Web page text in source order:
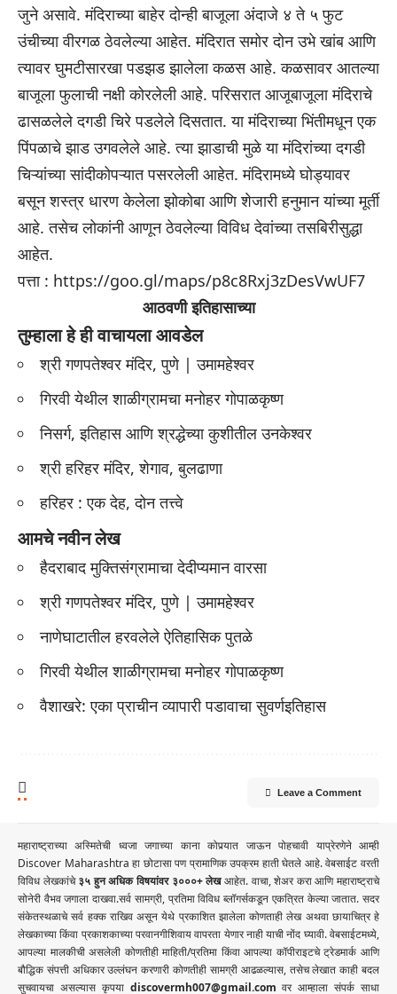
जुने असावे. मंदिराच्या बाहेर दोन्ही बाजूला अंदाजे ४ ते ५ फुट
उंचीच्या वीरगळ ठेवलेल्या आहेत. मंदिरात समोर दोन उभे खांब आणि
त्यावर घुमटीसारखा पडझड झालेला कळस आहे. कळसावर आतल्या
बाजूला फुलाची नक्षी कोरलेली आहे. परिसरात आजूबाजूला मंदिराचे
ढासळलेले दगडी चिरे पडलेले दिसतात. या मंदिराच्या भिंतीमधून एक
पिंपळाचे झाड उगवलेले आहे. त्या झाडाची मुळे या मंदिरांच्या दगडी
चिऱ्यांच्या सांदीकोपऱ्यात पसरलेली आहेत. मंदिरामध्ये घोड्यावर
बसून शस्त्र धारण केलेला झोकोबा आणि शेजारी हनुमान यांच्या मूर्ती
आहे. तसेच लोकांनी आणून ठेवलेल्या विविध देवांच्या तसबिरीसुद्धा
आहेत.
पत्ता : https://goo.gl/maps/p8c8Rxj3zDesVwUF7
आठवणी इतिहासाच्या
तुम्हाला हे ही वाचायला आवडेल
श्री गणपतेश्वर मंदिर, पुणे | उमामहेश्वर
गिरवी येथील शाळीग्रामचा मनोहर गोपाळकृष्ण
निसर्ग, इतिहास आणि श्रद्धेच्या कुशीतील उनकेश्वर
श्री हरिहर मंदिर, शेगाव, बुलढाणा
हरिहर : एक देह, दोन तत्त्वे
आमचे नवीन लेख
हैदराबाद मुक्तिसंग्रामाचा देदीप्यमान वारसा
श्री गणपतेश्वर मंदिर, पुणे | उमामहेश्वर
नाणेघाटातील हरवलेले ऐतिहासिक पुतळे
गिरवी येथील शाळीग्रामचा मनोहर गोपाळकृष्ण
वैशाखरे: एका प्राचीन व्यापारी पडावाचा सुवर्णइतिहास
Leave a Comment
महाराष्ट्राच्या अस्मितेची ध्वजा जगाच्या काना कोपर्‍यात जाऊन पोहचावी याप्रेरणेने आम्ही
Discover Maharashtra हा छोटासा पण प्रामाणिक उपक्रम हाती घेतले आहे. वेबसाईट वरती
विविध लेखकांचे३५ हुन अधिक विषयांवर ३०००+ लेखआहेत. वाचा, शेअर करा आणि महाराष्ट्राचे
सोनेरी वैभव जगाला दाखवा.सर्व सामग्री, प्रतिमा विविध ब्लॉगर्सकडून एकत्रित केल्या जातात. सदर
संकेतस्थळाचे सर्व हक्क राखिव असून येथे प्रकाशित झालेला कोणताही लेख अथवा छायाचित्र हे
लेखकाच्या किंवा प्रकाशकाच्या परवानगीशिवाय वापरता येणार नाही याची नोंद घ्यावी. वेबसाईटमध्ये,
आपल्या मालकीची असलेली कोणतीही माहिती/प्रतिमा किंवा आपल्या कॉपीराइटचे ट्रेडमार्क आणि
बौद्धिक संपत्ती अधिकार उल्लंघन करणारी कोणतीही सामग्री आढळल्यास, तसेच लेखात काही बदल
सुचवायचा असल्यास कृपया discovermh007@gmail.com वर आम्हाला संपर्क साधा